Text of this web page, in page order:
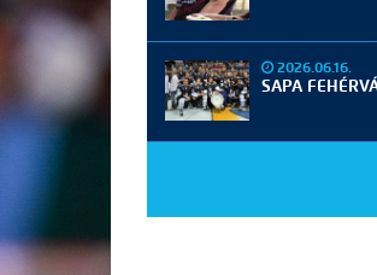
2026.06.16.
SAPA